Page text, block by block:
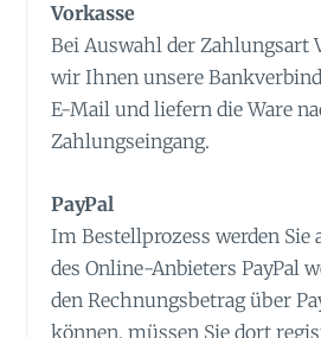
Vorkasse
Bei Auswahl der Zahlungsart
wir Ihnen unsere
E-Mail und liefern die Ware
Zahlungseingang.
PayPal
Im Bestellprozess werden Sie
des Online-Anbieters PayPal
den Rechnungsbetrag über
können, müssen Sie dort